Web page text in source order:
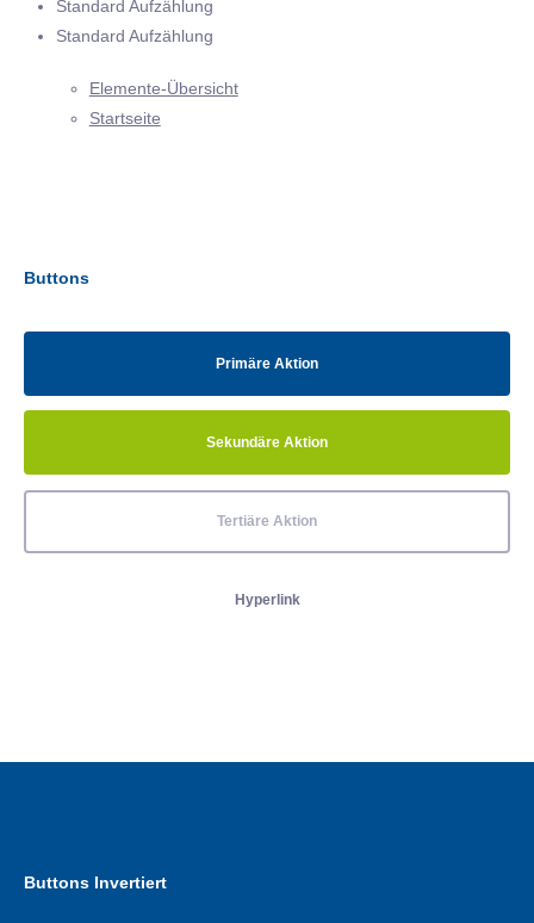
Standard Aufzählung
Standard Aufzählung
Elemente-Übersicht
Startseite
Buttons
Primäre Aktion
Sekundäre Aktion
Tertiäre Aktion
Hyperlink
Buttons Invertiert